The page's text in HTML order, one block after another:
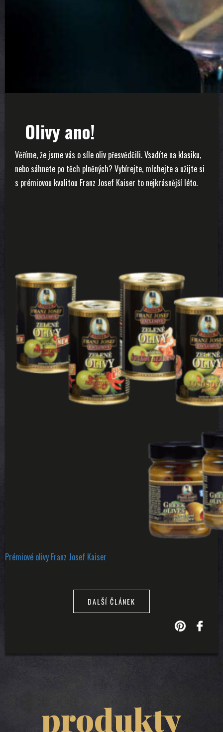
Olivy ano!
Věříme, že jsme vás o síle oliv přesvědčili. Vsadíte na klasiku,
nebo sáhnete po těch plněných? Vybírejte, míchejte a užijte si
s prémiovou kvalitou Franz Josef Kaiser to nejkrásnější léto.
Prémiové olivy Franz Josef Kaiser
DALŠÍ ČLÁNEK
produkty